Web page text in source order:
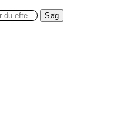
Søg